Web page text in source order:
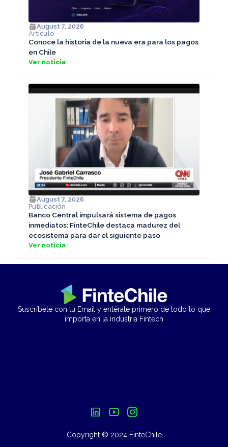
August 7, 2026
Artículo
Conoce la historia de la nueva era para los pagos
en Chile
Ver noticia
August 7, 2026
Publicación
Banco Central impulsará sistema de pagos
inmediatos: FinteChile destaca madurez del
ecosistema para dar el siguiente paso
Ver noticia
Suscríbete con tu Email y entérate primero de todo lo que
importa en la industria Fintech
Copyright © 2024 FinteChile